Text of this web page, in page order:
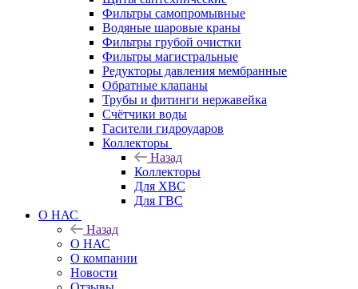
Фильтры самопромывные
Водяные шаровые краны
Фильтры грубой очистки
Фильтры магистральные
Редукторы давления мембранные
Обратные клапаны
Трубы и фитинги нержавейка
Счётчики воды
Гасители гидроударов
Коллекторы
Назад
Коллекторы
Для ХВС
Для ГВС
О НАС
Назад
О НАС
О компании
Новости